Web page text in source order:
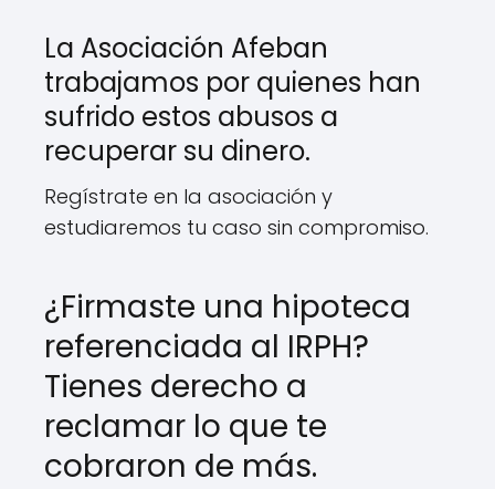
La Asociación Afeban
trabajamos por quienes han
sufrido estos abusos a
recuperar su dinero.
Regístrate en la asociación y
estudiaremos tu caso sin compromiso.
¿Firmaste una hipoteca
referenciada al IRPH?
Tienes derecho a
reclamar lo que te
cobraron de más.